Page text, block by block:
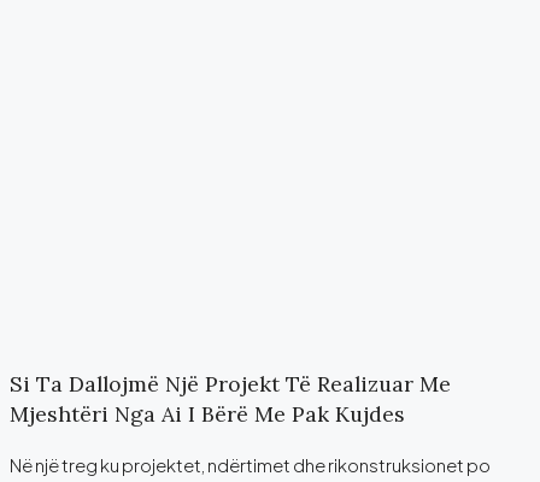
Si Ta Dallojmë Një Projekt Të Realizuar Me
Mjeshtëri Nga Ai I Bërë Me Pak Kujdes
Në një treg ku projektet, ndërtimet dhe rikonstruksionet po